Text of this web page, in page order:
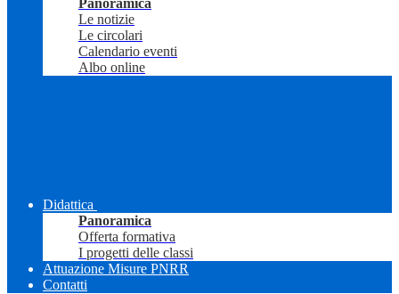
Panoramica
Le notizie
Le circolari
Calendario eventi
Albo online
Didattica
Panoramica
Offerta formativa
I progetti delle classi
Attuazione Misure PNRR
Contatti